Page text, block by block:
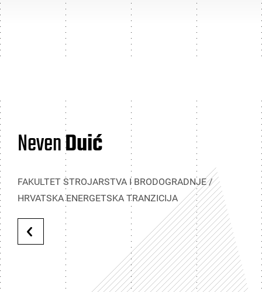
NevenDuić
FAKULTET STROJARSTVA I BRODOGRADNJE /
HRVATSKA ENERGETSKA TRANZICIJA